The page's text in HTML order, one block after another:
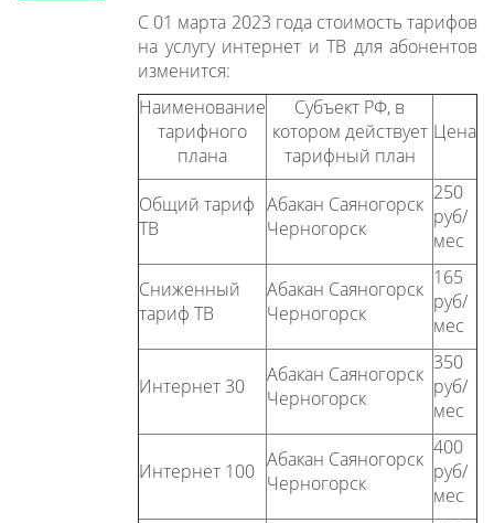
С 01 марта 2023 года стоимость тарифов
на услугу интернет и ТВ для абонентов
изменится:
Наименование
тарифного
плана
Субъект РФ, в
котором действует
тарифный план
Цена
Общий тариф
ТВ
Абакан Саяногорск
Черногорск
250
руб/
мес
Сниженный
тариф ТВ
Абакан Саяногорск
Черногорск
165
руб/
мес
Интернет 30
Абакан Саяногорск
Черногорск
350
руб/
мес
Интернет 100 Абакан Саяногорск
Черногорск
400
руб/
мес